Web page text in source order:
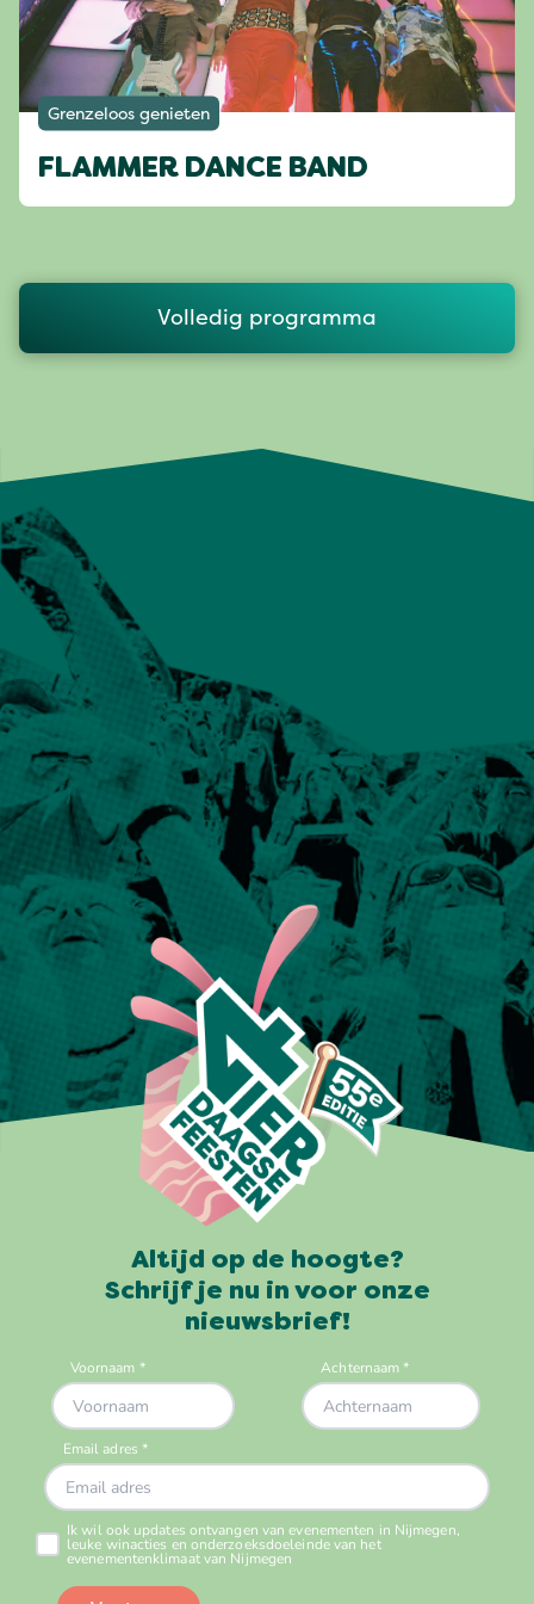
Grenzeloos genieten
FLAMMER DANCE BAND
Volledig programma
Altijd op de hoogte?
Schrijf je nu in voor onze
nieuwsbrief!